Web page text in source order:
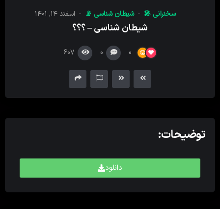
سخنرانی 🎤 شیطان‌ شناسی 📡 اسفند ۱۴, ۱۴۰۱
شیطان شناسی – ؟؟؟
0
0
607
توضیحات:
دانلود